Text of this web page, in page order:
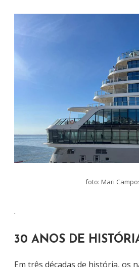
foto: Mari
.
30 ANOS DE
Em três décadas de história, os